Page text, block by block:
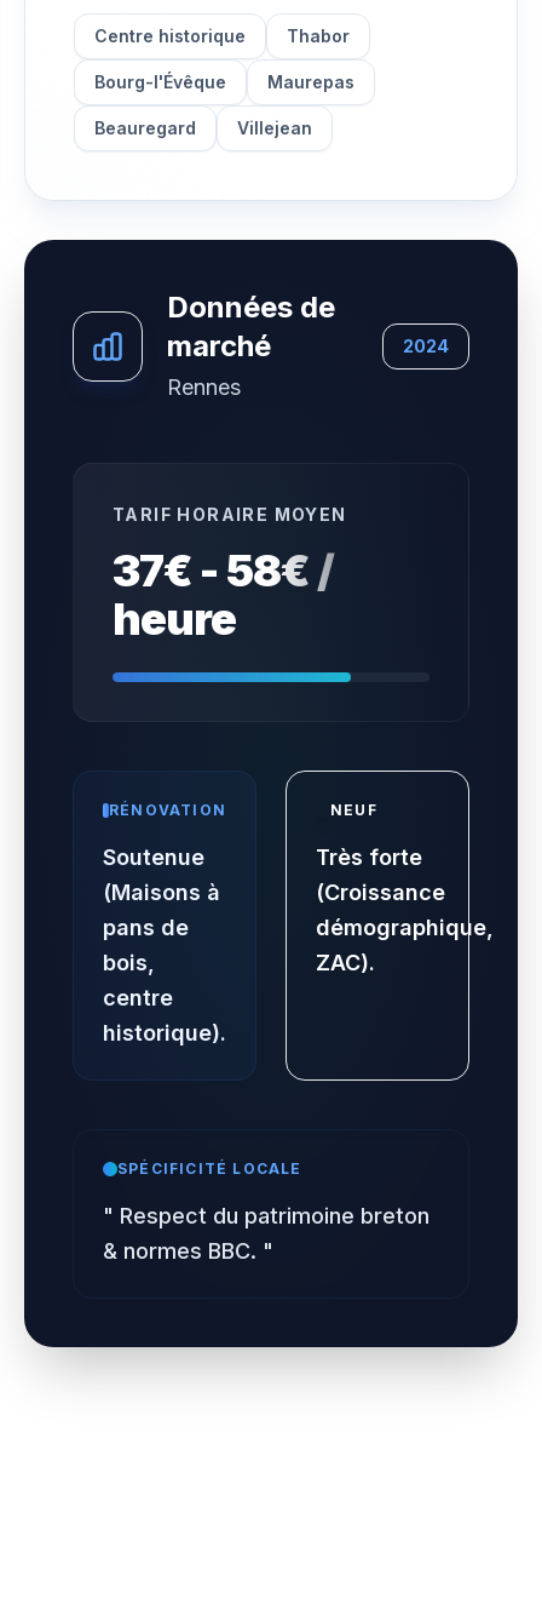
Centre historique Thabor
Bourg-l'Évêque Maurepas
Beauregard Villejean
Données de
marché
Rennes
2024
TARIF HORAIRE MOYEN
37€ - 58€ /
heure
RÉNOVATION
Soutenue
(Maisons à
pans de
bois,
centre
historique).
NEUF
Très forte
(Croissance
démographique,
ZAC).
SPÉCIFICITÉ LOCALE
" Respect du patrimoine breton
& normes BBC. "